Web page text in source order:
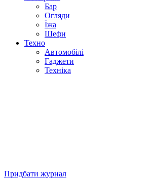
Бар
Огляди
Їжа
Шефи
Техно
Автомобілі
Гаджети
Техніка
Придбати журнал